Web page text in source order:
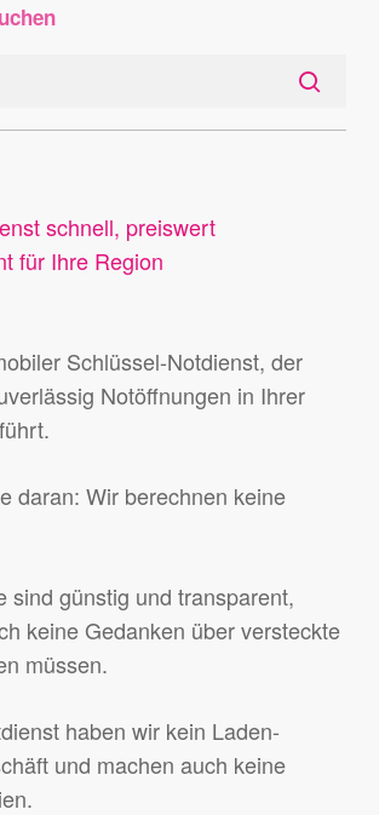
Schlüssel-Notdienst, der
Notöffnungen in Ihrer
daran: Wir berechnen keine
sind günstig und transparent,
keine Gedanken über versteckte
müssen.
haben wir kein Laden-
und machen auch keine